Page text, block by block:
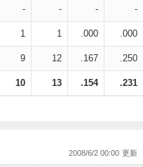
- - - -
1 1 .000 .000
9 12 .167 .250
10 13 .154 .231
2008/6/2 00:00